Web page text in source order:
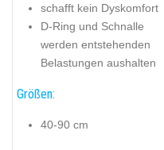
schafft kein Dyskomfort
D-Ring und Schnalle
werden entstehenden
Belastungen aushalten
Größen:
40-90 cm